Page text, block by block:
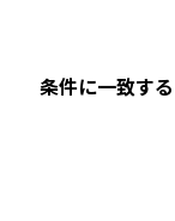
条件に一致す